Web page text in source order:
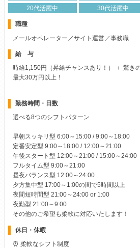
20代活躍中
30代活躍中
職種
メールオペレーター／サイト運営／事務職
給 与
時給1,150円（昇給チャンスあり！） ＋ 驚き
最大30万円以上！
勤務時間・日数
選べる8つのシフトパターン
早朝スッキリ型 6:00～15:00 / 9:00～18:00
定番安定型 9:00～18:00 / 12:00～21:00
午後スタート型 12:00～21:00 / 15:00～24:00
フルタイム型 9:00～21:00
昼夜バランス型 12:00～24:00
夕方集中型 17:00～1:00の間で5時間以上
夜間短時間型 21:00～24:00 or 1:00
夜勤型 21:00～9:00
その他のご希望も柔軟に対応いたします！
休日・休暇
⏰ 柔軟なシフト制度